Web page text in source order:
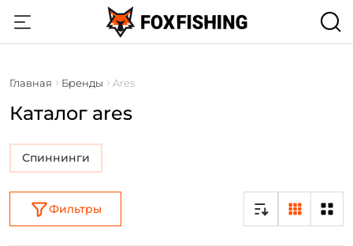
Главная Бренды Ares
Каталог ares
Спиннинги
Фильтры